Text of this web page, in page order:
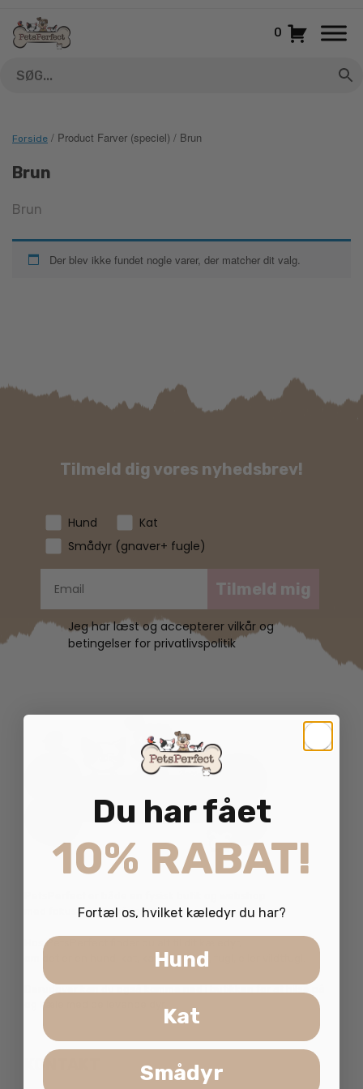
indhold
0
Forside / Product Farver (speciel) / Brun
Brun
Brun
Der blev ikke fundet nogle varer, der matcher dit valg.
Tilmeld dig vores nyhedsbrev!
Hund
Kat
Smådyr (gnaver+ fugle)
Tilmeld mig
Jeg har læst og accepterer vilkår og
betingelser for privatlivspolitik
med fokus på god rådgivningen.
Hos PetsPerfect finder du alt til dit kæledyr,
om det er en hund, kat, kanin, gnaver, fugl, eller vildtfugl.
og kæle med de levende dyr.
KONTAKT
Du har fået
10% RABAT!
Fortæl os, hvilket kæledyr du har?
Hund
Kat
Smådyr